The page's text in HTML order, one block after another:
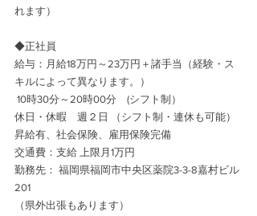
れます）
◆正社員
給与：月給18万円～23万円＋諸手当（経験・ス
キルによって異なります。）
10時30分～20時00分　(シフト制）
休日・休暇　週２日 （シフト制・連休も可能）
昇給有、社会保険、雇用保険完備
交通費：支給 上限月1万円
勤務先： 福岡県福岡市中央区薬院3-3-8嘉村ビル
201
（県外出張もあります）